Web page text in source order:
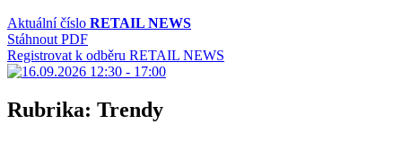
Aktuální číslo RETAIL NEWS
Stáhnout PDF
Registrovat k odběru RETAIL NEWS
Rubrika: Trendy